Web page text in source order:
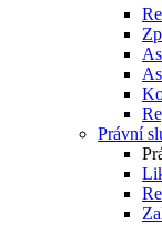
Právní